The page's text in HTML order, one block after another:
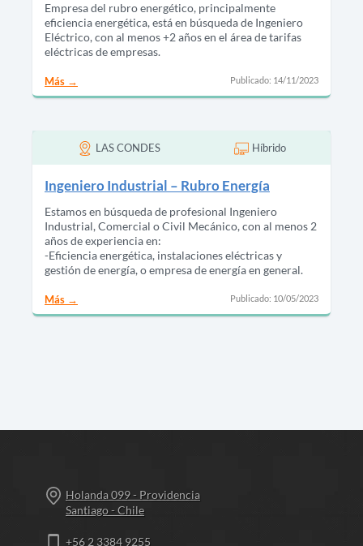
Empresa del rubro energético, principalmente
eficiencia energética, está en búsqueda de Ingeniero
Eléctrico, con al menos +2 años en el área de tarifas
eléctricas de empresas.
Más Publicado: 14/11/2023
Ingeniero Industrial – Rubro Energía
Estamos en búsqueda de profesional Ingeniero
Industrial, Comercial o Civil Mecánico, con al menos 2
años de experiencia en:
-Eficiencia energética, instalaciones eléctricas y
gestión de energía, o empresa de energía en general.
Más Publicado: 10/05/2023
LAS CONDES Híbrido
Holanda 099 - Providencia
Santiago - Chile
+56 2 3384 9255